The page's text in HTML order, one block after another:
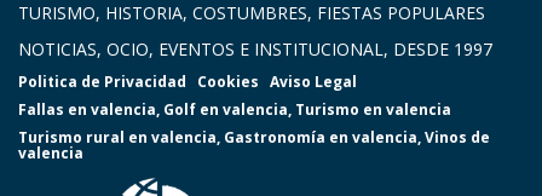
TURISMO, HISTORIA, COSTUMBRES, FIESTAS POPULARES
NOTICIAS, OCIO, EVENTOS E INSTITUCIONAL, DESDE 1997
Politica de Privacidad Cookies Aviso Legal
Fallas en valencia, Golf en valencia, Turismo en valencia
Turismo rural en valencia, Gastronomía en valencia,Vinos de
valencia